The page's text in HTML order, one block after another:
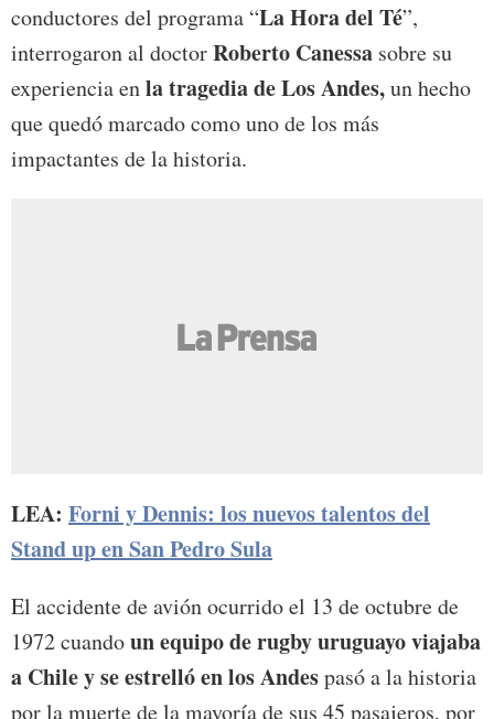
conductores del programa “La Hora del Té”,
interrogaron al doctorRoberto Canessa sobre su
experiencia enla tragedia de Los Andes,un hecho
que quedó marcado como uno de los más
impactantes de la historia.
LEA: Forni y Dennis: los nuevos talentos del
Stand up en San Pedro Sula
El accidente de avión ocurrido el 13 de octubre de
1972 cuandounequipo de rugby uruguayo viajaba
a Chile y se estrelló en los Andespasó a la historia
por la muerte de la mayoría de sus 45 pasajeros, por